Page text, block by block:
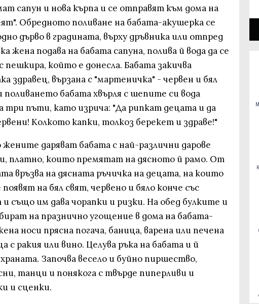
сапун и нова кърпа и се отправят към дома на
Обредното поливане на бабата-акушерка се
дърво в градината, върху дръвника или отпред
жена подава на бабата сапуна, полива й вода да се
пешкира, който е донесла. Бабата закичва
здравец, вързана с "мартеничка" - червен и бял
бабата хвърля с шепите си вода
три пъти, като изрича: "Да рипкат децата и да
Колкото капки, толкоз берекет и здраве!"
даряват бабата с най-различни дарове
платно, които премятат на дясното й рамо. От
връзва на дясната ръчичка на децата, на които
появят на бял свят, червено и бяло конче със
също им дава чорапки и ризки. На обед булките и
на празнично угощение в дома на бабата-
носи прясна погача, баница, варена или печена
с ракия или вино. Целува ръка на бабата и й
Започва весело и буйно пиршество,
танци и понякога с твърде пиперливи и
и сценки.